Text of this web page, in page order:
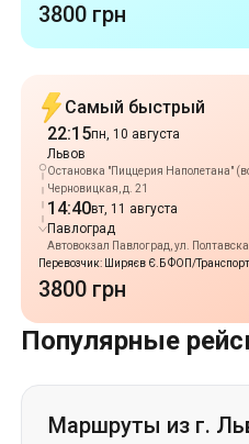
3800 грн
Самый быстрый
22:15пн, 10 августа
Львов
Остановка "Пиццерия Наполетана"
Черновицкая, д. 21
14:40вт, 11 августа
Павлоград
Автовокзал Павлоград, ул.
Перевозчик: Ширяєв Є.Б ФОП/
3800 грн
Популярные
Маршруты из г.